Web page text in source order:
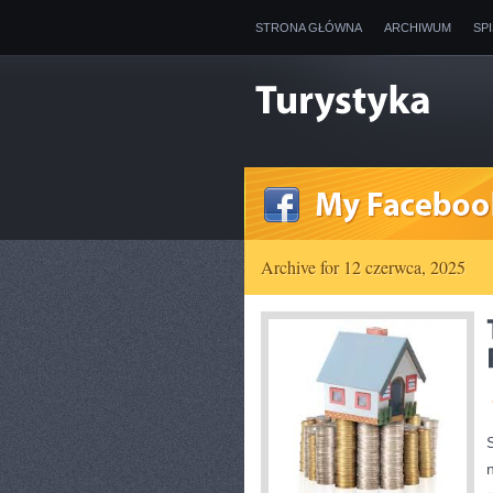
STRONA GŁÓWNA ARCHIWUM
Archive for 12 czerwca, 2025